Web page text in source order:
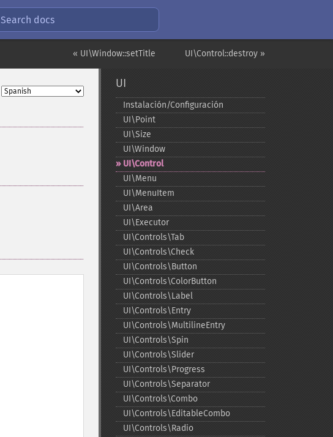
Search docs
UI\Control::destroy »
« UI\Window::setTitle
UI
Instalación/Configuración
UI\Point
UI\Size
UI\Window
UI\Control
UI\Menu
UI\MenuItem
UI\Area
UI\Executor
UI\Controls\Tab
UI\Controls\Check
UI\Controls\Button
UI\Controls\ColorButton
UI\Controls\Label
UI\Controls\Entry
UI\Controls\MultilineEntry
UI\Controls\Spin
UI\Controls\Slider
UI\Controls\Progress
UI\Controls\Separator
UI\Controls\Combo
UI\Controls\EditableCombo
UI\Controls\Radio